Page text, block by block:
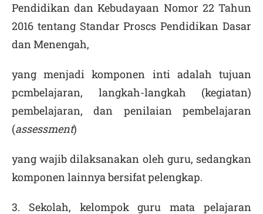
Pendidikan dan Kebudayaan Nomor 22 Tahun
2016 tentang Standar Proscs Pendidikan Dasar
dan Menengah,
yang menjadi komponen inti adalah tujuan
pcmbelajaran, langkah-langkah (kegiatan)
pembelajaran, dan penilaian pembelajaran
(assessment)
yang wajib dilaksanakan oleh guru, sedangkan
komponen lainnya bersifat pelengkap.
3. Sekolah, kelompok guru mata pelajaran